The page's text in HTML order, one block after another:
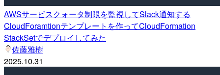
AWSサービスクォータ制限を監視してSlack通知する
CloudForamtionテンプレートを作ってCloudFormation
StackSetでデプロイしてみた
佐藤雅樹
2025.10.31